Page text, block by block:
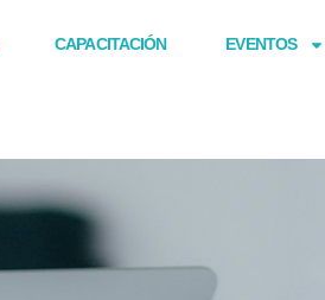
CAPACITACIÓN EVENTOS